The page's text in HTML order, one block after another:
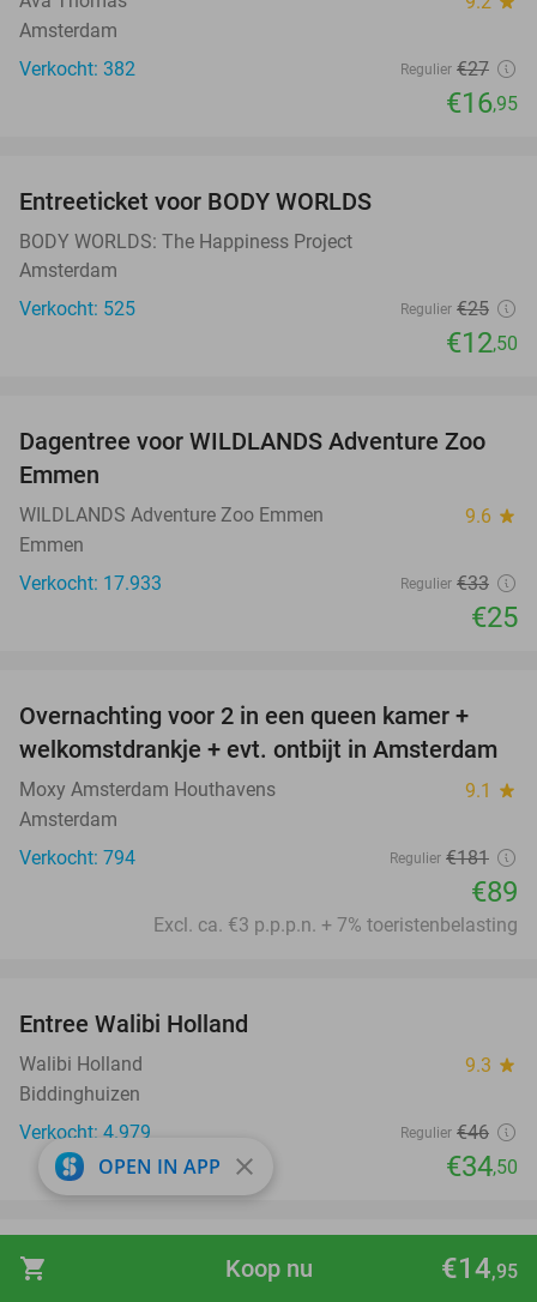
shopping_cart €14,95
Koop nu
Amsterdam
Verkocht: 382
Regulier €27
€16,95
Entreeticket voor BODY WORLDS
BODY WORLDS: The Happiness Project
Amsterdam
Verkocht: 525
Regulier €25
€12,50
24%
Dagentree voor WILDLANDS Adventure Zoo
Emmen
WILDLANDS Adventure Zoo Emmen 9.6 star
Emmen
Verkocht: 17.933
Regulier €33
€25
51%
Overnachting voor 2 in een queen kamer +
welkomstdrankje + evt. ontbijt in Amsterdam
Moxy Amsterdam Houthavens 9.1 star
Amsterdam
Verkocht: 794
Regulier €181
€89
Excl. ca. €3 p.p.p.n. + 7% toeristenbelasting
Entree Walibi Holland
Walibi Holland 9.3 star
Biddinghuizen
Verkocht: 4.979
Regulier €46
€34,50
39%
Entree Sprookjesweken Kinderpretpark
OPEN IN APP close